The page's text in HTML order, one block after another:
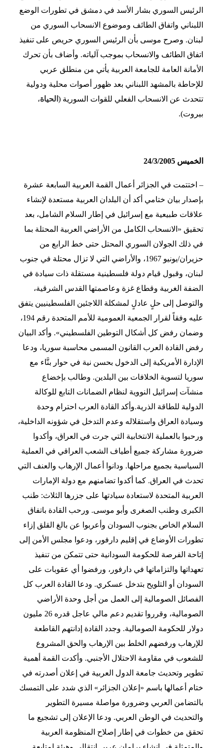
الرئيس السوري بشار الأسد في دمشق في تطورات الوضع
اللبناني واتفاق الطائف وموضوع الانسحاب السوري من
لبنان. وصرح موسى بأن الرئيس السوري حريص على تنفيذ
اتفاق الطائف والانسحاب بموجب آلياته. وأضاف بأن تحرك
الأمانة العامة للجامعة العربية يأتي من منطلق عربي
للإحاطة بالمشهد اللبناني بعد ظهور أصوات محلية ودولية
تتحدث عن الانسحاب الفعلي للقوات السورية ( الحياة،
بيروت).
الخميس 24/3/2005
– اختتمت في الجزائر أعمال القمة العربية السابعة عشرة
بإصدار بيان ختامي أكد أن البلدان العربية مستعدة لإنشاء
علاقات طبيعية مع إسرائيل في إطار السلام الشامل، بعد
تحقيق «الانسحاب الكامل من الأراضي العربية المحتلة بما
في ذلك الجولان السوري المحتل حتى خط الرابع من
حزيران/يونيو 1967، والأراضي التي لا تزال محتلة في جنوب
لبنان، وقبول قيام دولة فلسطينية مستقلة ذات سيادة في
الضفة الغربية وقطاع غزة وعاصمتها القدس الشرقية،
والتوصل إلى حلٍ عادلٍ لمشكلة اللاجئين الفلسطينيين يتفق
عليه وفقاً لقرار الجمعية العمومية للأمم المتحدة رقم 194،
وضمان رفض كل أشكال التوطين الفلسطيني». وأكد البيان
رفض القادة العرب القانون المسمى محاسبة سوريا، ودعا
الإدارة الأمريكية إلى الدخول بحسن نية في حوار بنَّاء مع
سوريا لتسوية الخلافات بين البلدين. وطالب بإخضاع
منشآت إسرائيل النووية لنظام الضمانات التابع للوكالة
الدولية للطاقة الذرية.وأكد القادة العرب احترام وحدة
وسيادة العراق واستقلاله وعدم التدخل في شؤونه الداخلية،
ورحبوا بالعملية الانتخابية التي جرت في العراق، وأكدوا
ضرورة مشاركة جميع أطياف الشعب العراقي في العملية
السياسية بجميع مراحلها. ودانوا أعمال الإرهاب والعنف التي
تحدث في العراق. كما أكدوا تضامنهم مع دولة الإمارات
العربية المتحدة لاستعادة سيادتها على جزرها الثلاث: طنب
الكبرى وطنب الصغرى وأبو موسى. ورحب القادة باتفاق
السلام الخاص بجنوب السودان وأعربوا عن بالغ القلق إزاء
تطورات الأوضاع في إقليم دارفور، ودعوا مجلس الأمن إلى
إتاحة الفرصة للحكومة السودانية حتى تتمكن من تنفيذ
تعهداتها والتزاماتها في دارفور، ورفضوا أي عقوبات على
السودان أو التلويح بتدخل عسكري. ودعا القادة العرب كل
الفصائل الصومالية إلى العمل من أجل وحدة الأراضي
الصومالية، وقرروا تقديم دعم مالي عاجل قدره 26 مليون
دولار للحكومة الصومالية. وجدد القادة إدانتهم القاطعة
للإرهاب ورفضهم الخلط بين الإرهاب والحق المشروع
للشعوب في مقاومة الاحتلال الأجنبي. وأكدت القمة أهمية
تطوير وتحديث جامعة الدول العربية في إعلان أصدرته في
ختام أعمالها باسم «إعلان الجزائر» الذي شدد على التمسك
بالتضامن العربي وضرورة مواصلة مسيرة التطوير
والتحديث في الوطن العربي. ودعا الإعلان إلى تشجيع ما
تحقق من خطوات في إطار إصلاح المنظومة العربية